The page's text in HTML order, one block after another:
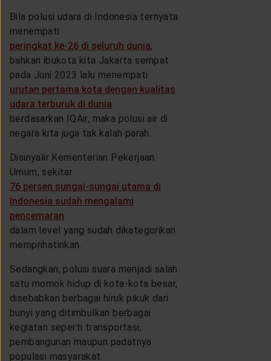
Bila polusi udara di Indonesia ternyata
menempati
peringkat ke-26 di seluruh dunia,
bahkan ibukota kita Jakarta sempat
pada Juni 2023 lalu menempati
urutan pertama kota dengan kualitas
udara terburuk di dunia
berdasarkan IQAir, maka polusi air di
negara kita juga tak kalah parah.
Disinyalir Kementerian Pekerjaan
Umum, sekitar
76 persen sungai-sungai utama di
Indonesia sudah mengalami
pencemaran
dalam level yang sudah dikategorikan
memprihatinkan.
Sedangkan, polusi suara menjadi salah
satu momok hidup di kota-kota besar,
disebabkan berbagai hiruk pikuk dari
bunyi yang ditimbulkan berbagai
kegiatan seperti transportasi,
pembangunan maupun padatnya
populasi masyarakat.